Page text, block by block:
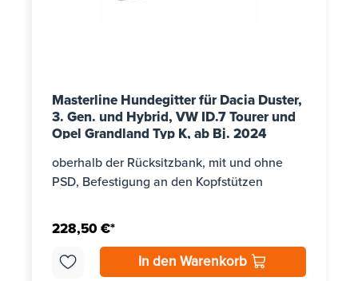
Masterline Hundegitter für Dacia Duster,
3. Gen. und Hybrid, VW ID.7 Tourer und
Opel Grandland Typ K, ab Bj. 2024
oberhalb der Rücksitzbank, mit und ohne
PSD, Befestigung an den Kopfstützen
228,50 €*
In den Warenkorb